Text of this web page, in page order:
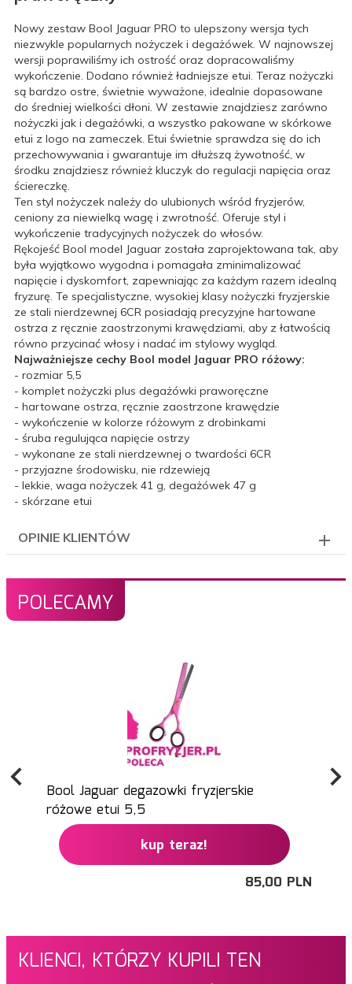
Nowy zestaw Bool Jaguar PRO to ulepszony wersja tych
niezwykle popularnych nożyczek i degażówek. W najnowszej
wersji poprawiliśmy ich ostrość oraz dopracowaliśmy
wykończenie. Dodano również ładniejsze etui. Teraz nożyczki
są bardzo ostre, świetnie wyważone, idealnie dopasowane
do średniej wielkości dłoni. W zestawie znajdziesz zarówno
nożyczki jak i degażówki, a wszystko pakowane w skórkowe
etui z logo na zameczek. Etui świetnie sprawdza się do ich
przechowywania i gwarantuje im dłuższą żywotność, w
środku znajdziesz również kluczyk do regulacji napięcia oraz
ściereczkę.
Ten styl nożyczek należy do ulubionych wśród fryzjerów,
ceniony za niewielką wagę i zwrotność. Oferuje styl i
wykończenie tradycyjnych nożyczek do włosów.
Rękojeść Bool model Jaguar została zaprojektowana tak, aby
była wyjątkowo wygodna i pomagała zminimalizować
napięcie i dyskomfort, zapewniając za każdym razem idealną
fryzurę. Te specjalistyczne, wysokiej klasy nożyczki fryzjerskie
ze stali nierdzewnej 6CR posiadają precyzyjne hartowane
ostrza z ręcznie zaostrzonymi krawędziami, aby z łatwością
równo przycinać włosy i nadać im stylowy wygląd.
Najważniejsze cechy Bool model Jaguar PRO różowy:
- rozmiar 5,5
- komplet nożyczki plus degażówki praworęczne
- hartowane ostrza, ręcznie zaostrzone krawędzie
- wykończenie w kolorze różowym z drobinkami
- śruba regulująca napięcie ostrzy
- wykonane ze stali nierdzewnej o twardości 6CR
- przyjazne środowisku, nie rdzewieją
- lekkie, waga nożyczek 41 g, degażówek 47 g
- skórzane etui
OPINIE KLIENTÓW
POLECAMY
Bool Jaguar degazowki fryzjerskie
różowe etui 5,5
kup teraz!
85,00 PLN
KLIENCI, KTÓRZY KUPILI TEN